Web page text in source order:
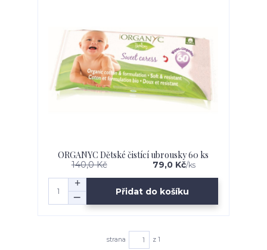
ORGANYC Dětské čistící ubrousky 60 ks
140,0 Kč 79,0 Kč/ks
Přidat do košíku
strana z 1